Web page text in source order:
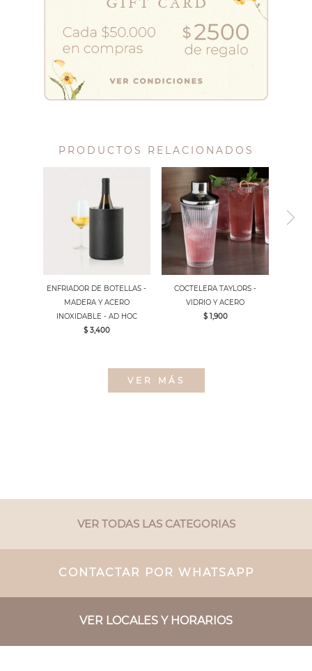
PRODUCTOS RELACIONADOS
ENFRIADOR DE BOTELLAS -
MADERA Y ACERO
INOXIDABLE - AD HOC
$ 3,400
COCTELERA TAYLORS -
VIDRIO Y ACERO
$ 1,900
VER MÁS
VER TODAS LAS CATEGORIAS
CONTACTAR POR WHATSAPP
VER LOCALES Y HORARIOS